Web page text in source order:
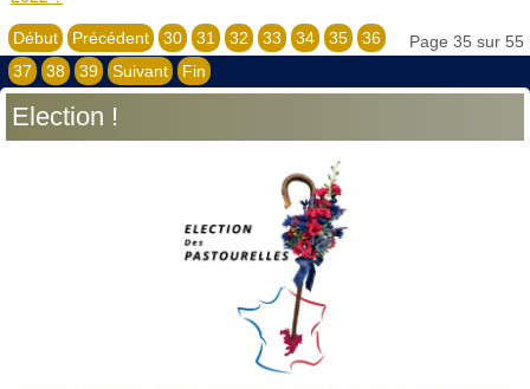
Page 35 sur 55
Début Précédent 30 31 32 33 34 35
36
37
38 39 Suivant Fin
Election !